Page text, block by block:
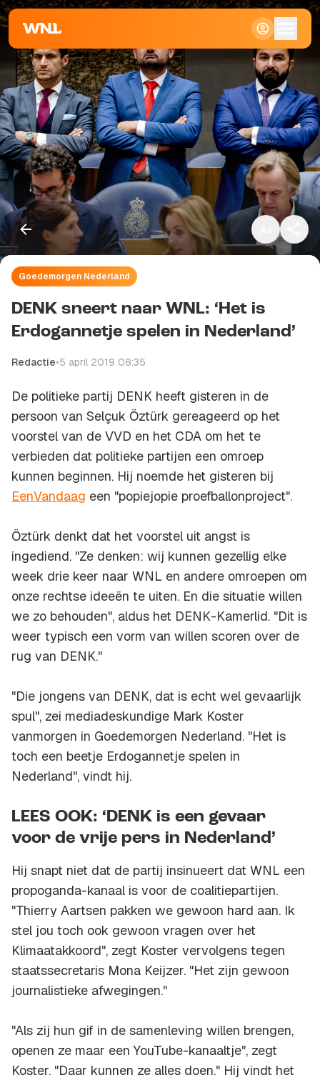
Klein
Standaard
Groot
Goedemorgen Nederland
DENK sneert naar WNL: ‘Het is
Erdogannetje spelen in Nederland’
Redactie•5 april 2019 08:35
De politieke partij DENK heeft gisteren in de
persoon van Selçuk Öztürk gereageerd op het
voorstel van de VVD en het CDA om het te
verbieden dat politieke partijen een omroep
kunnen beginnen. Hij noemde het gisteren bij
EenVandaag een "popiejopie proefballonproject".
Öztürk denkt dat het voorstel uit angst is
ingediend. "Ze denken: wij kunnen gezellig elke
week drie keer naar WNL en andere omroepen om
onze rechtse ideeën te uiten. En die situatie willen
we zo behouden", aldus het DENK-Kamerlid. "Dit is
weer typisch een vorm van willen scoren over de
rug van DENK."
"Die jongens van DENK, dat is echt wel gevaarlijk
spul", zei mediadeskundige Mark Koster
vanmorgen in Goedemorgen Nederland. "Het is
toch een beetje Erdogannetje spelen in
Nederland", vindt hij.
LEES OOK: ‘DENK is een gevaar
voor de vrije pers in Nederland’
Hij snapt niet dat de partij insinueert dat WNL een
propoganda-kanaal is voor de coalitiepartijen.
"Thierry Aartsen pakken we gewoon hard aan. Ik
stel jou toch ook gewoon vragen over het
Klimaatakkoord", zegt Koster vervolgens tegen
staatssecretaris Mona Keijzer. "Het zijn gewoon
journalistieke afwegingen."
"Als zij hun gif in de samenleving willen brengen,
openen ze maar een YouTube-kanaaltje", zegt
Koster. "Daar kunnen ze alles doen." Hij vindt het